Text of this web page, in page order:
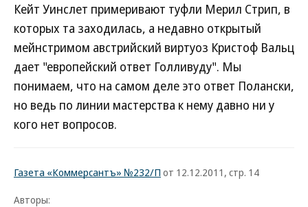
Кейт Уинслет примеривают туфли Мерил Стрип, в
которых та заходилась, а недавно открытый
мейнстримом австрийский виртуоз Кристоф Вальц
дает "европейский ответ Голливуду". Мы
понимаем, что на самом деле это ответ Полански,
но ведь по линии мастерства к нему давно ни у
кого нет вопросов.
Газета «Коммерсантъ» №232/П от 12.12.2011, стр. 14
Авторы: